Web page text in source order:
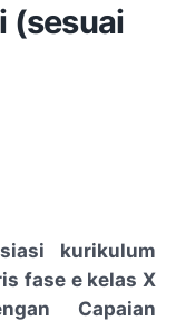
(sesuai
kurikulum
fase e kelas X
Capaian